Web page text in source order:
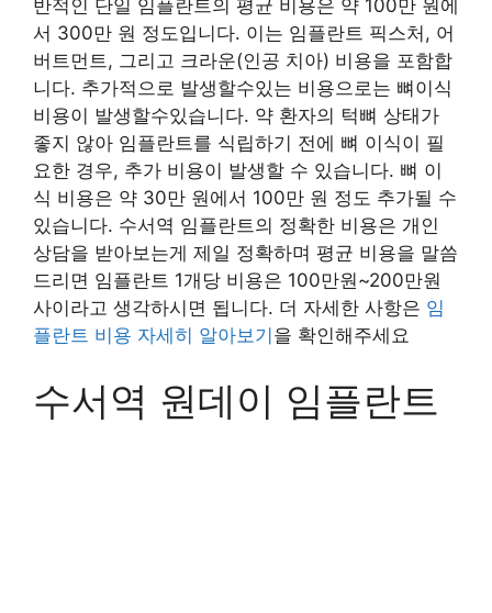
반적인 단일 임플란트의 평균 비용은 약 100만 원에
서 300만 원 정도입니다. 이는 임플란트 픽스처, 어
버트먼트, 그리고 크라운(인공 치아) 비용을 포함합
니다. 추가적으로 발생할수있는 비용으로는 뼈이식
비용이 발생할수있습니다. 약 환자의 턱뼈 상태가
좋지 않아 임플란트를 식립하기 전에 뼈 이식이 필
요한 경우, 추가 비용이 발생할 수 있습니다. 뼈 이
식 비용은 약 30만 원에서 100만 원 정도 추가될 수
있습니다. 수서역 임플란트의 정확한 비용은 개인
상담을 받아보는게 제일 정확하며 평균 비용을 말씀
드리면 임플란트 1개당 비용은 100만원~200만원
사이라고 생각하시면 됩니다. 더 자세한 사항은 임
플란트 비용 자세히 알아보기을 확인해주세요
수서역 원데이 임플란트